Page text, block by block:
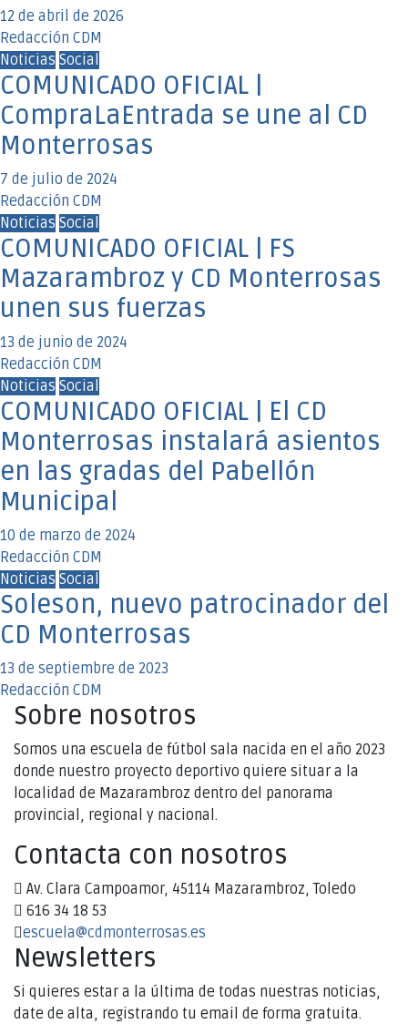
12 de abril de 2026
Redacción CDM
Noticias Social
COMUNICADO OFICIAL |
CompraLaEntrada se une al CD
Monterrosas
7 de julio de 2024
Redacción CDM
Noticias Social
COMUNICADO OFICIAL | FS
Mazarambroz y CD Monterrosas
unen sus fuerzas
13 de junio de 2024
Redacción CDM
Noticias Social
COMUNICADO OFICIAL | El CD
Monterrosas instalará asientos
en las gradas del Pabellón
Municipal
10 de marzo de 2024
Redacción CDM
Noticias Social
Soleson, nuevo patrocinador del
CD Monterrosas
13 de septiembre de 2023
Redacción CDM
Sobre nosotros
Somos una escuela de fútbol sala nacida en el año 2023
donde nuestro proyecto deportivo quiere situar a la
localidad de Mazarambroz dentro del panorama
provincial, regional y nacional.
Contacta con nosotros
Av. Clara Campoamor, 45114 Mazarambroz, Toledo
616 34 18 53
escuela@cdmonterrosas.es
Newsletters
Si quieres estar a la última de todas nuestras noticias,
date de alta, registrando tu email de forma gratuita.